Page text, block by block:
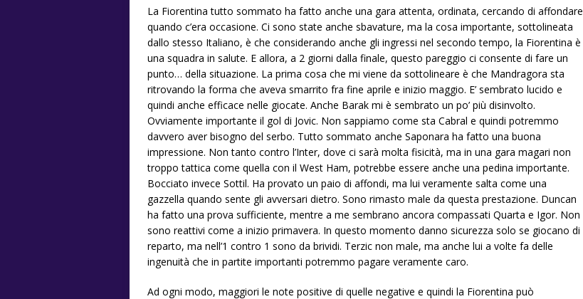
La Fiorentina tutto sommato ha fatto anche una gara attenta, ordinata, cercando di affondare
quando c’era occasione. Ci sono state anche sbavature, ma la cosa importante, sottolineata
dallo stesso Italiano, è che considerando anche gli ingressi nel secondo tempo, la Fiorentina è
una squadra in salute. E allora, a 2 giorni dalla finale, questo pareggio ci consente di fare un
punto… della situazione. La prima cosa che mi viene da sottolineare è che Mandragora sta
ritrovando la forma che aveva smarrito fra fine aprile e inizio maggio. E’ sembrato lucido e
quindi anche efficace nelle giocate. Anche Barak mi è sembrato un po’ più disinvolto.
Ovviamente importante il gol di Jovic. Non sappiamo come sta Cabral e quindi potremmo
davvero aver bisogno del serbo. Tutto sommato anche Saponara ha fatto una buona
impressione. Non tanto contro l’Inter, dove ci sarà molta fisicità, ma in una gara magari non
troppo tattica come quella con il West Ham, potrebbe essere anche una pedina importante.
Bocciato invece Sottil. Ha provato un paio di affondi, ma lui veramente salta come una
gazzella quando sente gli avversari dietro. Sono rimasto male da questa prestazione. Duncan
ha fatto una prova sufficiente, mentre a me sembrano ancora compassati Quarta e Igor. Non
sono reattivi come a inizio primavera. In questo momento danno sicurezza solo se giocano di
reparto, ma nell’1 contro 1 sono da brividi. Terzic non male, ma anche lui a volte fa delle
ingenuità che in partite importanti potremmo pagare veramente caro.
Ad ogni modo, maggiori le note positive di quelle negative e quindi la Fiorentina può